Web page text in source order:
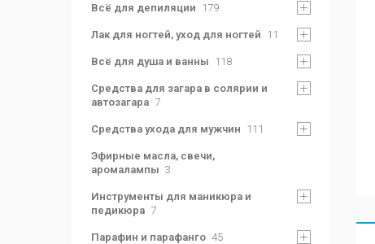
Всё для депиляции 179
Лак для ногтей, уход для ногтей 11
Всё для душа и ванны 118
Средства для загара в солярии и
автозагара 7
Средства ухода для мужчин 111
Эфирные масла, свечи,
аромалампы 3
Инструменты для маникюра и
педикюра 7
Парафин и парафанго 45